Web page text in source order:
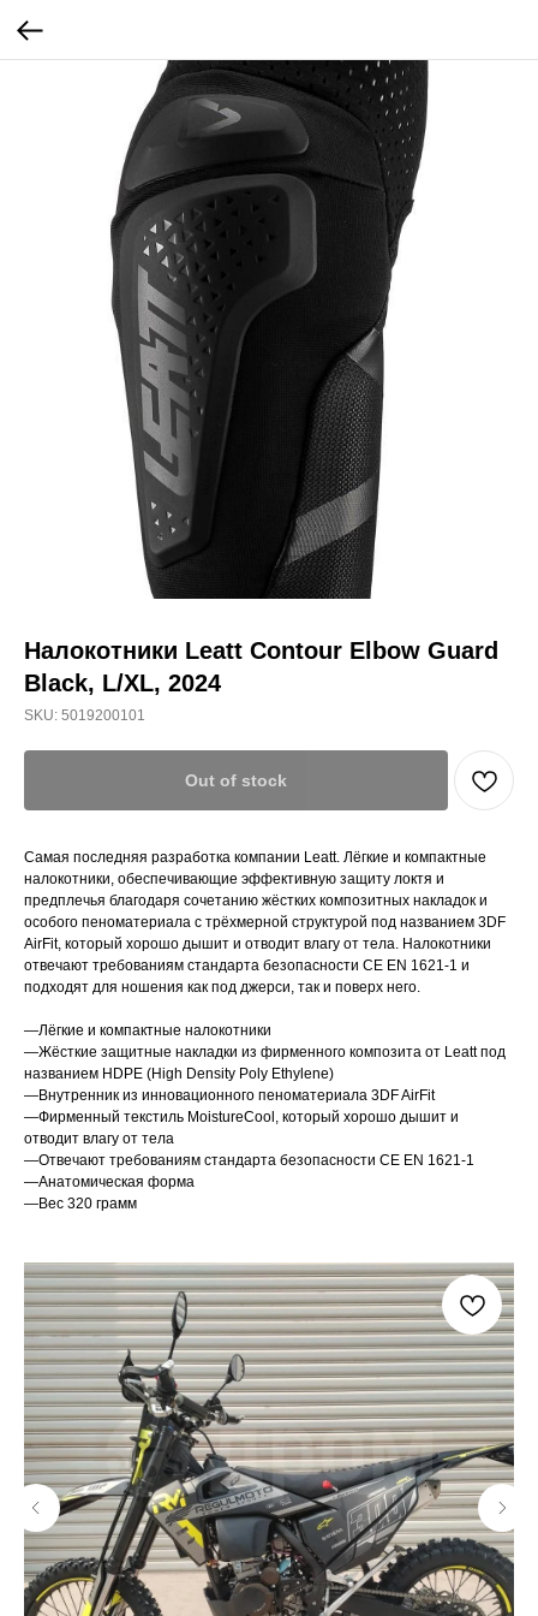
Налокотники Leatt Contour Elbow Guard
Black, L/XL, 2024
SKU: 5019200101
Out of stock
Самая последняя разработка компании Leatt. Лёгкие и компактные
налокотники, обеспечивающие эффективную защиту локтя и
предплечья благодаря сочетанию жёстких композитных накладок и
особого пеноматериала с трёхмерной структурой под названием 3DF
AirFit, который хорошо дышит и отводит влагу от тела. Налокотники
отвечают требованиям стандарта безопасности CE EN 1621-1 и
подходят для ношения как под джерси, так и поверх него.
—Лёгкие и компактные налокотники
—Жёсткие защитные накладки из фирменного композита от Leatt под
названием HDPE (High Density Poly Ethylene)
—Внутренник из инновационного пеноматериала 3DF AirFit
—Фирменный текстиль MoistureCool, который хорошо дышит и
отводит влагу от тела
—Отвечают требованиям стандарта безопасности CE EN 1621-1
—Анатомическая форма
—Вес 320 грамм